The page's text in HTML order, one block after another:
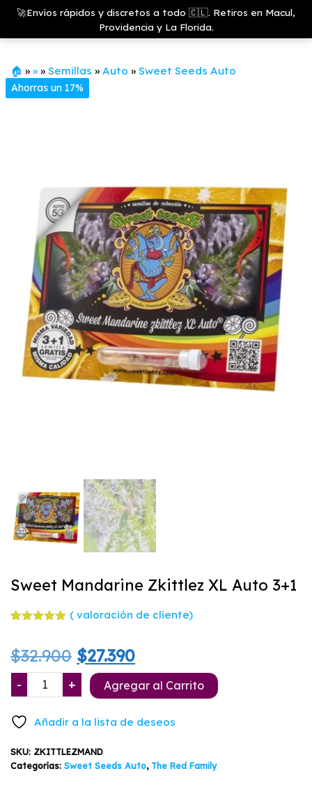
Saltar
contenido
🚀Envíos rápidos y discretos a todo 🇨🇱. Retiros en Macul,
Providencia y La Florida.
Growshop
& LED
Store
🏠 » » » Semillas » Auto » Sweet Seeds Auto
Ahorras un 17%
Sweet Mandarine Zkittlez XL Auto 3+1
de 5 en
base a
valoración
de un
( valoración de cliente)
$32.900 El
precio
$32.900.
$27.390El
precio
$27.390.
-
Sweet
Mandarine
XL
Auto
3+1
+ Agregar al Carrito
Añadir a la lista de deseos
SKU: ZKITTLEZMAND
Categorías: Sweet Seeds Auto, The Red Family